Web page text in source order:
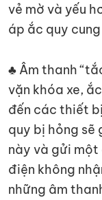
vẻ mờ và yếu
áp ắc quy
♣ Âm thanh
vặn khóa xe,
đến các thiết
quy bị hỏng sẽ
này và gửi
điện không
những âm